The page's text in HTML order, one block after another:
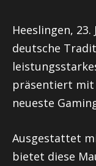
Heeslingen, 23.
deutsche
präsentiert mit
neueste
Ausgestattet
bietet diese